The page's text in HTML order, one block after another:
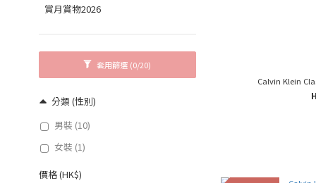
賞月賞物2026
套用篩選 (0/20)
分類 (性別)
男裝 (10)
女裝 (1)
價格 (HK$)
Calvin Klein